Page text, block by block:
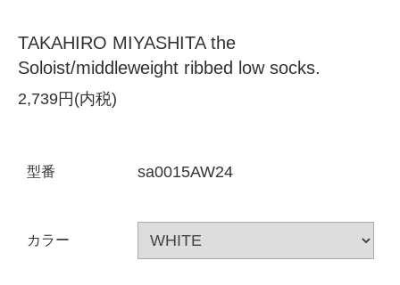
TAKAHIRO MIYASHITA the
Soloist/middleweight ribbed low socks.
2,739円(内税)
型番 sa0015AW24
カラー